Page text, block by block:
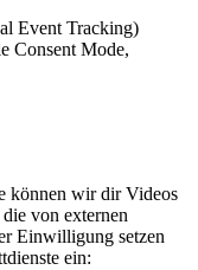
Event Tracking)
Consent Mode,
können wir dir Videos
von externen
Einwilligung setzen
ein: